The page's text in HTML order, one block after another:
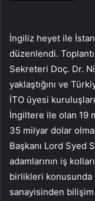
İngiliz heyet ile
düzenlendi.
Sekreteri Doç. Dr.
yaklaştığını ve
İTO üyesi
İngiltere ile olan 19
35 milyar dolar
Başkanı Lord Syed
adamlarının iş
birlikleri konusunda
sanayisinden